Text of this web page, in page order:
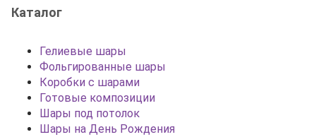
Каталог
Гелиевые шары
Фольгированные шары
Коробки с шарами
Готовые композиции
Шары под потолок
Шары на День Рождения